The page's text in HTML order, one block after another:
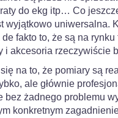
do ekg itp… Co
wyjątkowo uniwersalna.
de fakto to, że są na
i akcesoria rzeczywiście
na to, że pomiary są
ale głównie
bez żadnego problemu
konkretnym